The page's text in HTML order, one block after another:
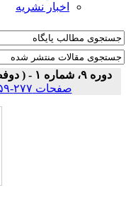
اخبار نشریه
|